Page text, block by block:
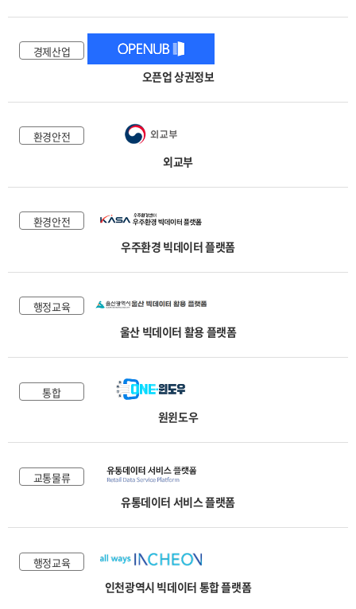
경제산업
오픈업 상권정보
환경안전
외교부
환경안전
우주환경 빅데이터 플랫폼
행정교육
울산 빅데이터 활용 플랫폼
통합
원윈도우
교통물류
유통데이터 서비스 플랫폼
행정교육
인천광역시 빅데이터 통합 플랫폼